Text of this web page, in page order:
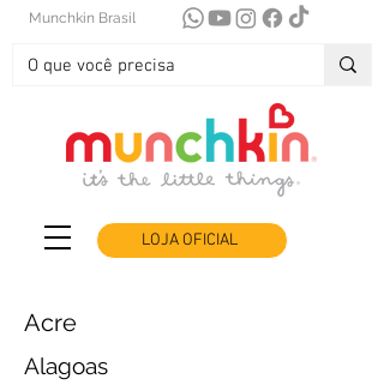
Munchkin Brasil
LOJA OFICIAL
Acre
Alagoas